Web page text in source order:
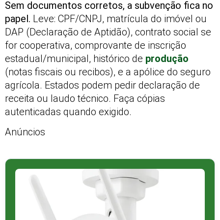
Sem documentos corretos, a subvenção fica no
papel. Leve: CPF/CNPJ, matrícula do imóvel ou
DAP (Declaração de Aptidão), contrato social se
for cooperativa, comprovante de inscrição
estadual/municipal, histórico de produção
(notas fiscais ou recibos), e a apólice do seguro
agrícola. Estados podem pedir declaração de
receita ou laudo técnico. Faça cópias
autenticadas quando exigido.
Anúncios